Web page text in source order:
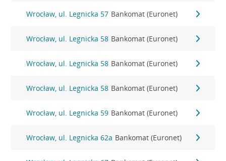
Wrocław, ul. Legnicka 57 Bankomat (Euronet)
Wrocław, ul. Legnicka 58 Bankomat (Euronet)
Wrocław, ul. Legnicka 58 Bankomat (Euronet)
Wrocław, ul. Legnicka 58 Bankomat (Euronet)
Wrocław, ul. Legnicka 59 Bankomat (Euronet)
Wrocław, ul. Legnicka 62a Bankomat (Euronet)